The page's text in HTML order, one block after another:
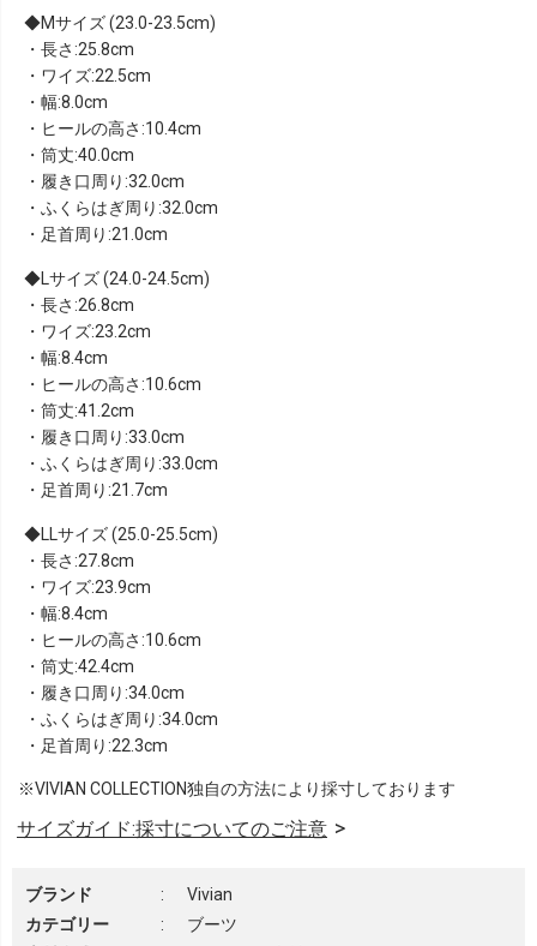
Mサイズ (23.0-23.5cm)
・長さ:25.8cm
・ワイズ:22.5cm
・幅:8.0cm
・ヒールの高さ:10.4cm
・筒丈:40.0cm
・履き口周り:32.0cm
・ふくらはぎ周り:32.0cm
・足首周り:21.0cm
Lサイズ (24.0-24.5cm)
・長さ:26.8cm
・ワイズ:23.2cm
・幅:8.4cm
・ヒールの高さ:10.6cm
・筒丈:41.2cm
・履き口周り:33.0cm
・ふくらはぎ周り:33.0cm
・足首周り:21.7cm
LLサイズ (25.0-25.5cm)
・長さ:27.8cm
・ワイズ:23.9cm
・幅:8.4cm
・ヒールの高さ:10.6cm
・筒丈:42.4cm
・履き口周り:34.0cm
・ふくらはぎ周り:34.0cm
・足首周り:22.3cm
※VIVIAN COLLECTION独自の方法により採寸しております
サイズガイド:採寸についてのご注意
ブランド :
Vivian
カテゴリー
:
ブーツ